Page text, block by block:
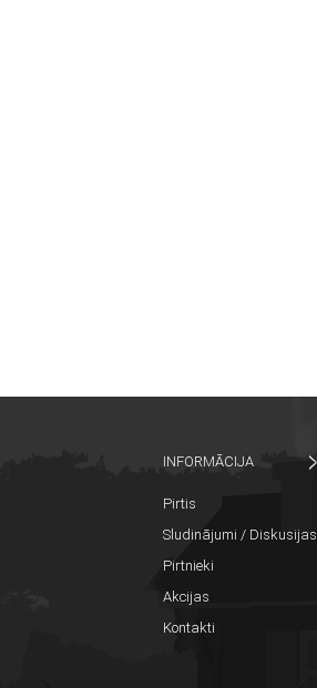
INFORMĀCIJA
Pirtis
Sludinājumi / Diskusijas
Pirtnieki
Akcijas
Kontakti